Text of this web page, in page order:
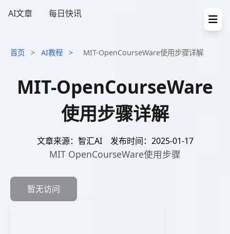
AI文章 每日快讯
首页 > AI教程 > MIT-OpenCourseWare使用步骤详解
MIT-OpenCourseWare
使用步骤详解
文章来源：智汇AI 发布时间：2025-01-17
MIT OpenCourseWare使用步骤
暂无访问